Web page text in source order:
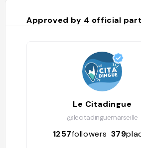
Approved by 4 official
Le Citadingue
@lecitadinguemarseille
1257followers 379